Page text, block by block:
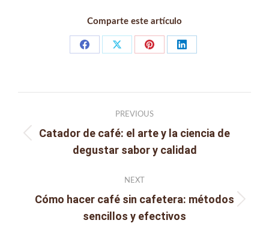
Comparte este artículo
Share
Share
Share
Share
navigation
PREVIOUS
Previous
post:
Catador de café: el arte y la ciencia de
degustar sabor y calidad
NEXT
Next
post:
Cómo hacer café sin cafetera: métodos
sencillos y efectivos